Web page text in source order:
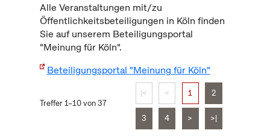
Alle Veranstaltungen mit/zu
Öffentlichkeitsbeteiligungen in Köln finden
Sie auf unserem Beteiligungsportal
"Meinung für Köln".
Beteiligungsportal "Meinung für Köln"
Treffer 1–10 von 37
|< < 1 2
3 4 > >|